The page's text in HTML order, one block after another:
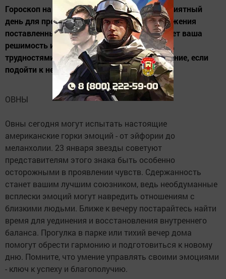
Гороскоп на 23 января предвещает благоприятный
день для преодоления препятствий и достижения
поставленных целей. Ключом к успеху станет ваша
решимость и упорство. Не отступайте перед
трудностями – любая проблема имеет решение, если
подойти к ней с правильным настроем.
ОВНЫ
Овны сегодня могут испытать настоящие
американские горки эмоций - от эйфории до
меланхолии. 23 января звезды советуют
представителям этого знака быть особенно
осторожными в проявлении чувств. Сдержанность
станет вашим лучшим союзником, ведь необдуманные
всплески эмоций могут навредить отношениям с
близкими людьми. Ближе к вечеру постарайтесь найти
время для уединения и восстановления внутреннего
баланса. Прогулка в парке или тихий вечер дома
помогут обрести гармонию и подготовиться к новому
дню. Помните, что умение управлять своими эмоциями
- ключ к успеху и благополучию.